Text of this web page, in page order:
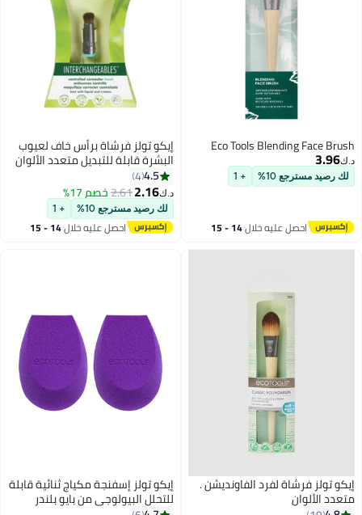
Eco Tools Blending Face Brush
د.ك‏3.96
لك رصيد مسترجع 10% + 1
احصل عليه خلال 14 - 15
إيكو تولز فرشاة برأس خاف لعيوب
البشرة قابلة للتبديل متعدد الألوان
4.5
4
د.ك‏2.16
2.61 خصم 17%
لك رصيد مسترجع 10% + 1
احصل عليه خلال 14 - 15
إيكو تولز فرشاة لفرد الفاونديشن .
متعدد الألوان
إيكو تولز إسفنجة مكياج ثنائية قابلة
للتحلل البيولوجي من بايو بلندر